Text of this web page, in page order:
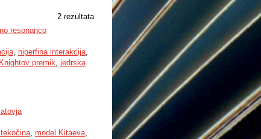
2 rezultata
resonanco
, hiperfina interakcija,
Knightov premik, jedrska
, model Kitaeva,